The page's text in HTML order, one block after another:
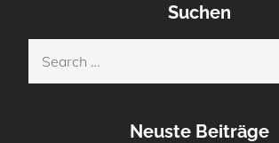
Suchen
Neuste Beiträge